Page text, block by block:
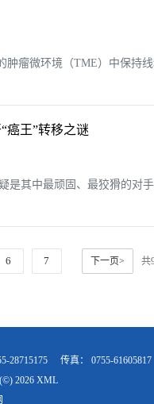
瘤微环境（TME）中保持
癌王”转移之谜
是其中最顽固、最狡猾的
6 7 下一页> 共
28715175 传真： 0755-61605817
2026 XML